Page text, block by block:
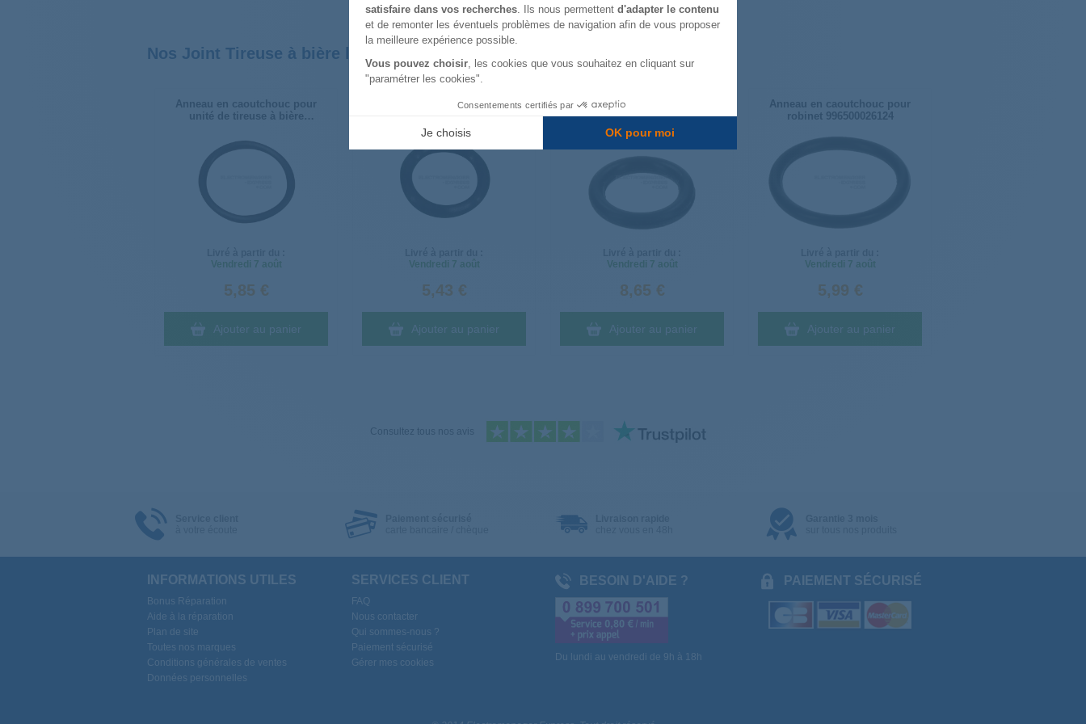
satisfaire dans vos recherches. Ils nous permettent d'adapter le contenu
et de remonter les éventuels problèmes de navigation afin de vous proposer
la meilleure expérience possible.
Vous pouvez choisir, les cookies que vous souhaitez en cliquant sur
"paramétrer les cookies".
Consentements certifiés par
Je choisis OK pour moi
Axeptio consent
Nos Joint Tireuse à bière les plus remplacées
Anneau en caoutchouc pour
unité de tireuse à bière
Vendredi
7 août
5,85 €
Ajouter au panier
JOINT POUR POIGNÉE DE
996500026122
Vendredi
7 août
5,43 €
Ajouter au panier
Joint 996500026126
Vendredi
7 août
8,65 €
Ajouter au panier
Anneau en caoutchouc pour
robinet 996500026124
Vendredi
7 août
5,99 €
Ajouter au panier
Consultez tous nos avis
INFORMATIONS UTILES
Bonus Réparation
Aide à la réparation
Plan de site
Toutes nos marques
Conditions générales de ventes
Données personnelles
SERVICES CLIENT
FAQ
Nous contacter
Qui sommes-nous ?
Paiement sécurisé
Gérer mes cookies
BESOIN D'AIDE ?
Du lundi au vendredi de 9h à 18h
PAIEMENT SÉCURISÉ